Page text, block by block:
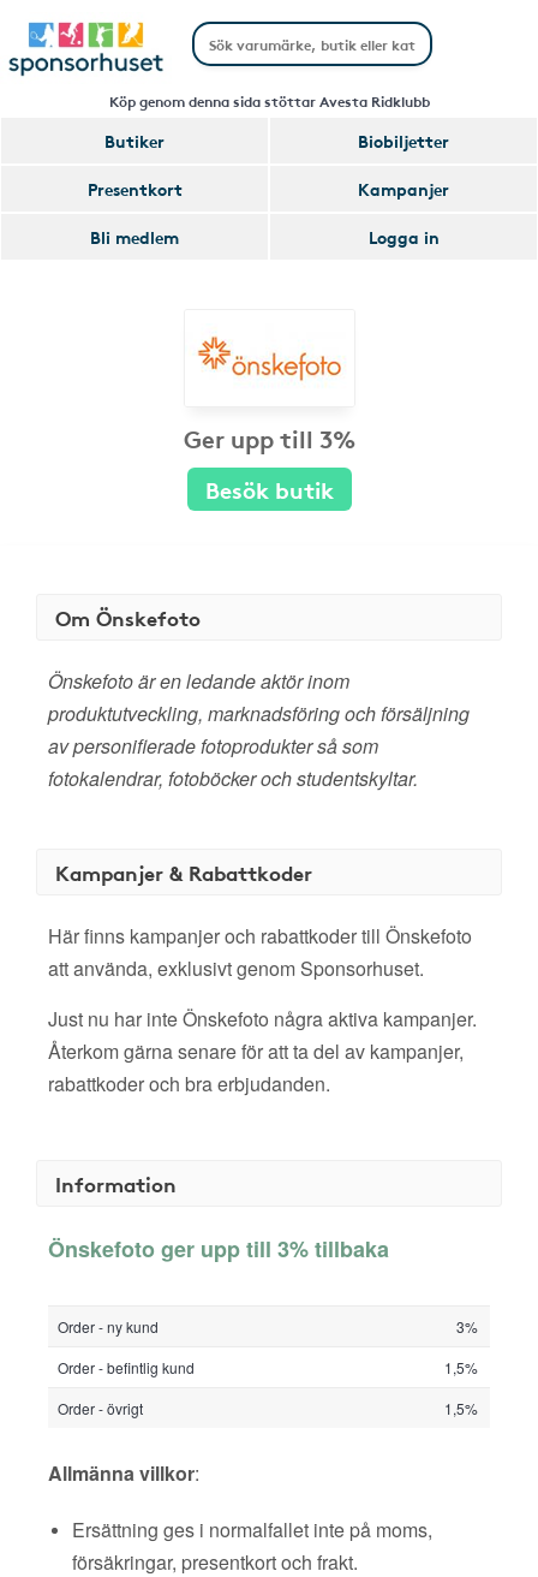
Köp genom denna sida stöttar Avesta Ridklubb
Butiker
Biobiljetter
Presentkort
Kampanjer
Bli medlem
Logga in
Ger upp till 3%
Besök butik
Om Önskefoto
Önskefoto är en ledande aktör inom
produktutveckling, marknadsföring och försäljning
av personifierade fotoprodukter så som
fotokalendrar, fotoböcker och studentskyltar.
Kampanjer & Rabattkoder
Här finns kampanjer och rabattkoder till Önskefoto
att använda, exklusivt genom Sponsorhuset.
Just nu har inte Önskefoto några aktiva kampanjer.
Återkom gärna senare för att ta del av kampanjer,
rabattkoder och bra erbjudanden.
Information
Önskefoto ger upp till 3% tillbaka
Order - ny kund
3%
Order - befintlig kund
1,5%
Order - övrigt
1,5%
Allmänna villkor:
Ersättning ges i normalfallet inte på moms,
försäkringar, presentkort och frakt.